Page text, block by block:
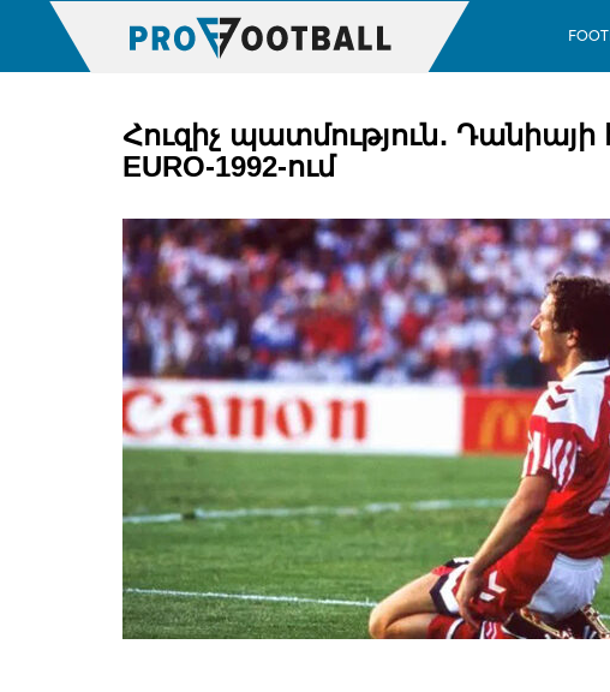
Հուզիչ պատմություն․
EURO-1992-ում